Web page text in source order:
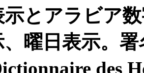
示とアラビア
、曜日表示。
des